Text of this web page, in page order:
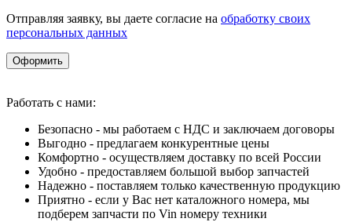
Отправляя заявку, вы даете согласие на обработку своих
персональных данных
Оформить
Работать с нами:
Безопасно - мы работаем с НДС и заключаем договоры
Выгодно - предлагаем конкурентные цены
Комфортно - осуществляем доставку по всей России
Удобно - предоставляем большой выбор запчастей
Надежно - поставляем только качественную продукцию
Приятно - если у Вас нет каталожного номера, мы
подберем запчасти по Vin номеру техники